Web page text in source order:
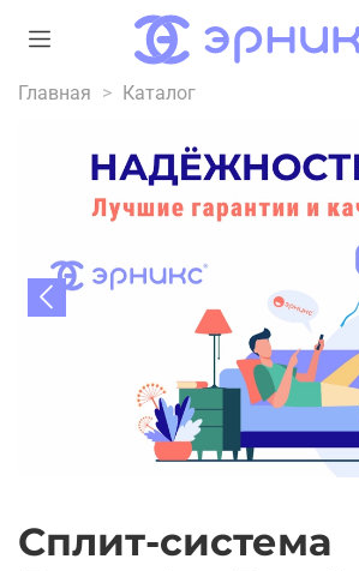
Главная Каталог
Cплит-система